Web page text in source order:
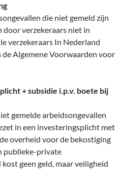
die niet gemeld zijn
door verzekeraars niet in
verzekeraars In Nederland
Algemene Voorwaarden voor
+ subsidie i.p.v. boete bij
gemelde arbeidsongevallen
in een investeringsplicht met
overheid voor de bekostiging
publieke-private
geen geld, maar veiligheid